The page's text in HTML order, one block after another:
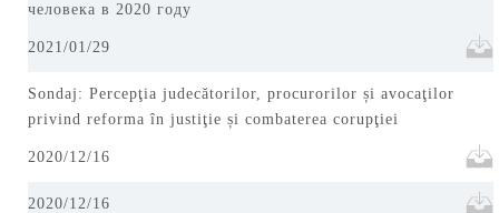
человека в 2020 году
2021/01/29
Sondaj: Percepţia judecătorilor, procurorilor și avocaţilor
privind reforma în justiţie și combaterea corupţiei
2020/12/16
2020/12/16